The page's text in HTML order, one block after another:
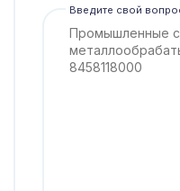
Введите свой